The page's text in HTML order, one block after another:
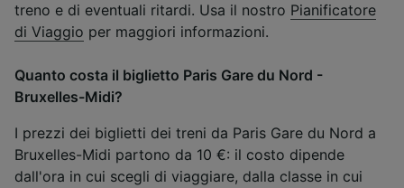
treno e di eventuali ritardi. Usa il nostro Pianificatore
di Viaggio per maggiori informazioni.
Quanto costa il biglietto Paris Gare du Nord -
Bruxelles-Midi?
I prezzi dei biglietti dei treni da Paris Gare du Nord a
Bruxelles-Midi partono da 10 €: il costo dipende
dall'ora in cui scegli di viaggiare, dalla classe in cui